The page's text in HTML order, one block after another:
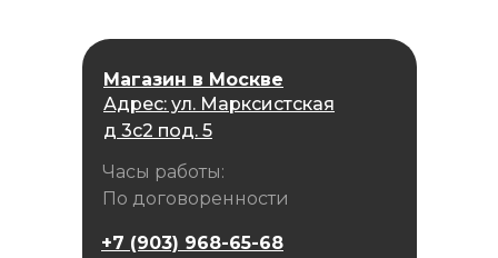
Магазин в Москве
Адрес: ул. Марксистская
д 3с2 под. 5
Часы работы:
По договоренности
+7 (903) 968-65-68